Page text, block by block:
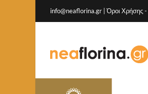
info@neaflorina.gr |Όροι Χρήσης-